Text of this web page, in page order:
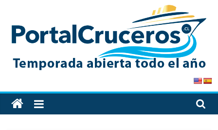
content
PortalCruceros
Toda
la